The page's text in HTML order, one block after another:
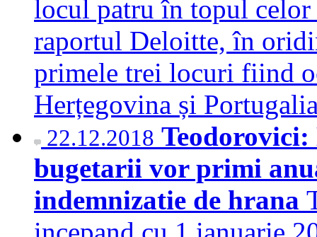
locul patru în topul celor
raportul Deloitte, în
primele trei locuri fiind
Herțegovina și
22.12.2018
bugetarii vor primi
indemnizatie de hrana